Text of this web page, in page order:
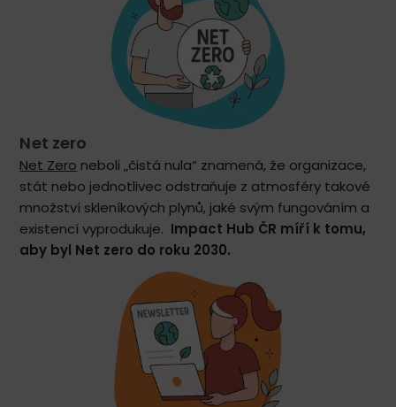
Net zero
Net Zero neboli „čistá nula“ znamená, že organizace,
stát nebo jednotlivec odstraňuje z atmosféry takové
množství skleníkových plynů, jaké svým fungováním a
existencí vyprodukuje. Impact Hub ČR míří k tomu,
aby byl Net zero do roku 2030.